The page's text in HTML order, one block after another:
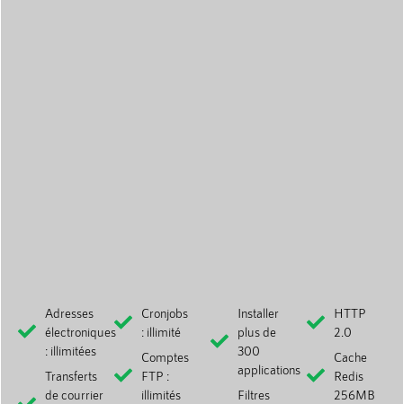
Adresses
électroniques
: illimitées
Transferts
de courrier
Cronjobs
: illimité
Comptes
FTP :
illimités
Installer
plus de
300
applications
Filtres
HTTP
2.0
Cache
Redis
256MB